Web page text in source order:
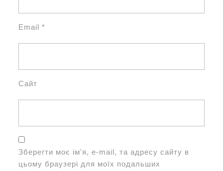
Email *
Сайт
Зберегти моє ім'я, e-mail, та адресу сайту в
цьому браузері для моїх подальших